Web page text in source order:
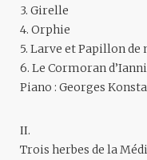
3. Girelle
4. Orphie
5. Larve et Papillon de
6. Le Cormoran
Piano : Georges
ΙΙ.
Trois herbes de la